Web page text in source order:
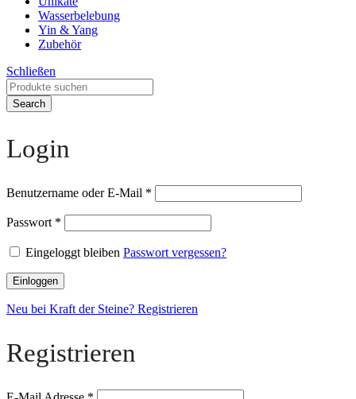
Wasserbelebung
Yin & Yang
Zubehör
Schließen
Search
Login
Benutzername oder E-Mail *
Passwort *
Eingeloggt bleiben Passwort vergessen?
Einloggen
Neu bei Kraft der Steine? Registrieren
Registrieren